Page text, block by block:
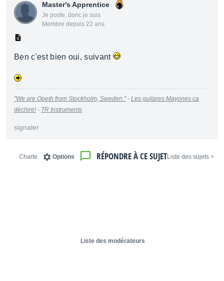
Master's Apprentice
Je poste, donc je suis
Membre depuis 22 ans
Ben c'est bien oui, suivant
"We are Opeth from Stockholm, Sweden."- Les guitares Mayones ca
déchire! - TR Instruments
signaler
< Liste des sujets
RÉPONDRE À CE SUJET
Options
Charte
Liste des modérateurs